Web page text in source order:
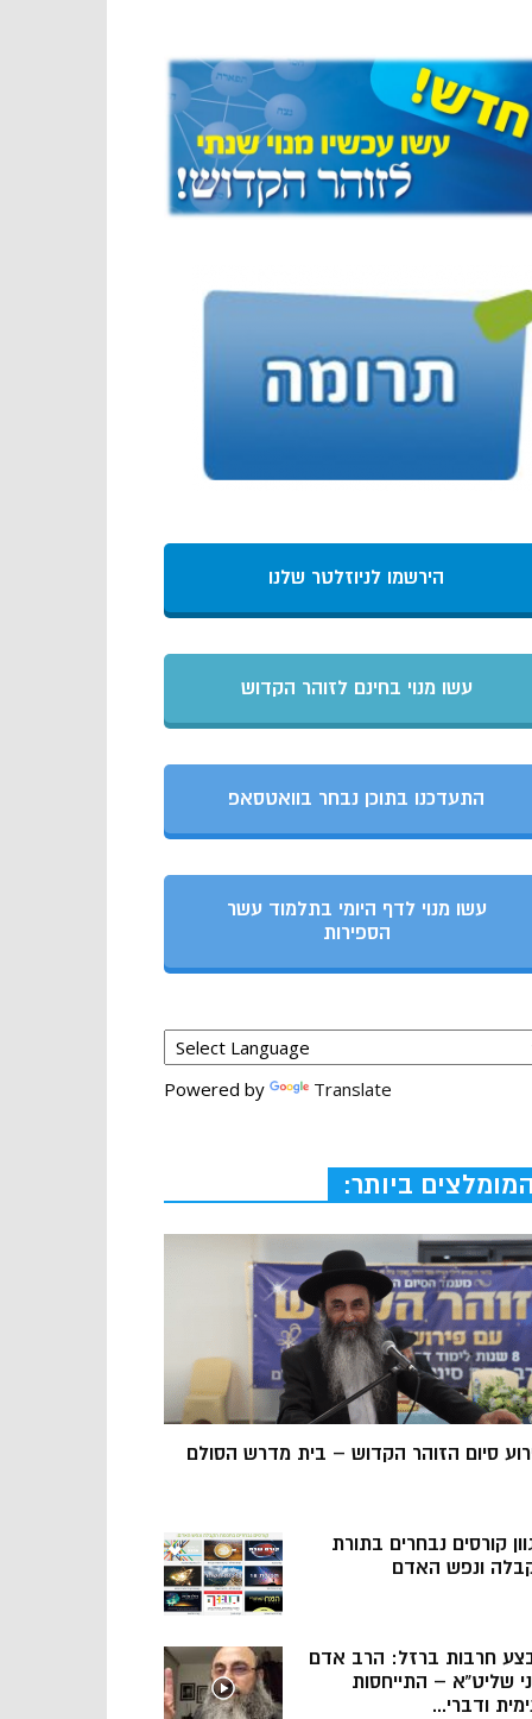
הירשמו לניוזלטר שלנו
עשו מנוי בחינם לזוהר הקדוש
התעדכנו בתוכן נבחר בוואטסאפ
עשו מנוי לדף היומי בתלמוד עשר
הספירות
Powered by Translate
המומלצים ביותר:
סיום הזוהר הקדוש – בית מדרש הסולם
קורסים נבחרים בתורת
ונפש האדם
חרבות ברזל: הרב אדם
שליט”א – התייחסות
ודברי...